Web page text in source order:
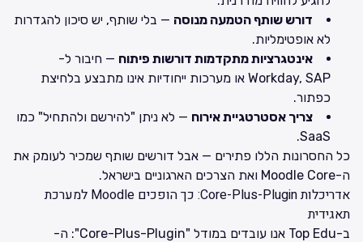
דורש שותף הטמעה מנוסה — בלי שותף, יש סיכון להגדרות
לא אופטימליות.
אינטגרציות מתקדמות דורשות פיתוח — חיבור ל-
Workday, SAP או מערכות ייחודיות אינו מתבצע בלחיצת
כפתור.
צריך אסטרטגיית אירוח — לא ניתן "להירשם ולהתחיל" כמו
SaaS.
כל החסרונות הללו פתירים — אבל דורשים שותף שמכיר לעומק את
ה-Moodle Core ואת הצרכים הארגוניים בישראל.
אדריכלות Core-Plus-Plugin: כך הופכים Moodle למערכת
תאגידית
ב-Top Edu אנו עובדים במודל "Core-Plus-Plugin": ה-